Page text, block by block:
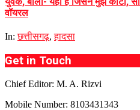
वॉयरल
In: छत्तीसगढ़,हादसा
Get in Touch
Chief Editor: M. A. Rizvi
Mobile Number: 8103431343